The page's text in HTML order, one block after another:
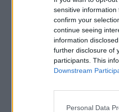
sensitive
confirm your
continue seeing
information
further disclosure of
participants. This
Downstream
Personal Data